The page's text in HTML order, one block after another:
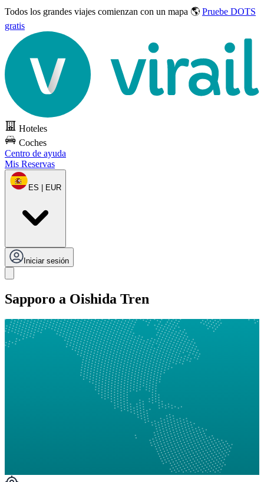
Todos los grandes viajes comienzan con un mapa 🌎 Pruebe DOTS
gratis
Hoteles
Coches
Centro de ayuda
Mis Reservas
ES | EUR
Iniciar sesión
Sapporo a Oishida Tren